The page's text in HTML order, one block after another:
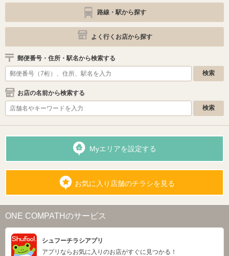
路線・駅から探す
よく行くお店から探す
郵便番号・住所・駅名から検索する
お店の名前から検索する
Myエリアを設定する
お気に入り店舗のチラシを見る
ONE COMPATHのサービス
シュフーチラシアプリ
アプリならお気に入りのお店がすぐに見つかる！